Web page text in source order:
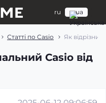
ru ua
Статті по Casio Як
Casio від